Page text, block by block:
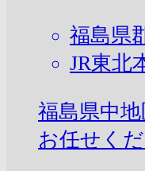
福島県
JR東北
福島県中
お任せく